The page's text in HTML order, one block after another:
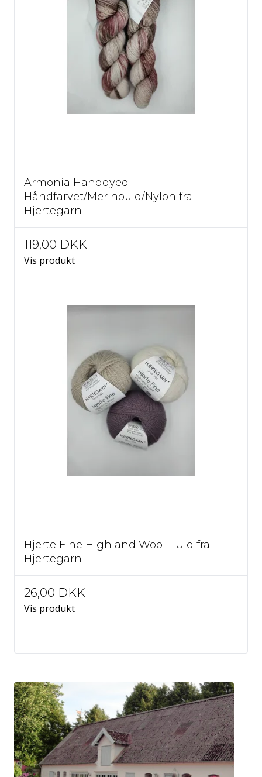
Armonia Handdyed -
Håndfarvet/Merinould/Nylon fra
Hjertegarn
119,00 DKK
Vis produkt
Hjerte Fine Highland Wool - Uld fra
Hjertegarn
26,00 DKK
Vis produkt